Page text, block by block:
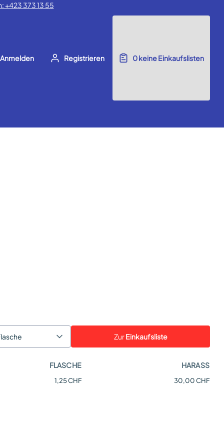
+423 373 13 55
Anmelden Registrieren 0keine Einkaufslisten
ZurEinkaufsliste
FLASCHE HARASS
1,25 CHF 30,00 CHF